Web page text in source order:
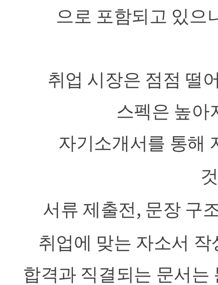
으로 포함되고 있으
취업 시장은 점점 떨
스펙은 높아
자기소개서를 통해
서류 제출전, 문장 구
취업에 맞는 자소서
합격과 직결되는 문서